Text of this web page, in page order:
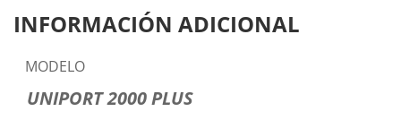
INFORMACIÓN ADICIONAL
MODELO
UNIPORT 2000 PLUS